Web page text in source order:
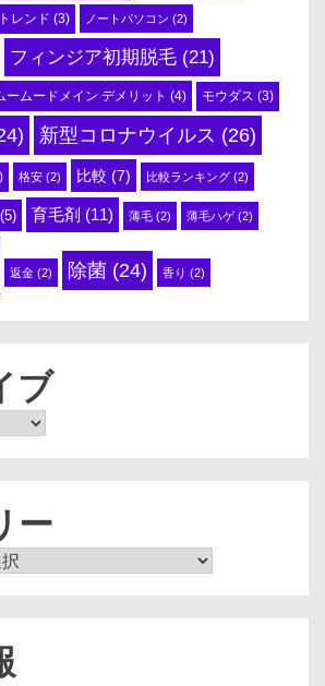
トレンド (3) ノートパソコン (2)
フィンジア初期脱毛 (21)
ームードメイン デメリット (4) モウダス (3)
新型コロナウイルス (26)
格安 (2) 比較 (7) 比較ランキング (2)
(5) 育毛剤 (11) 薄毛 (2) 薄毛ハゲ(2)
返金 (2) 除菌 (24) 香り (2)
ブ
ー